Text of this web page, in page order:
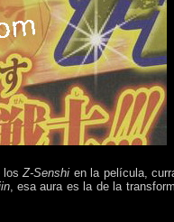
losZ-Senshi en la película,
, esa aura es la de la